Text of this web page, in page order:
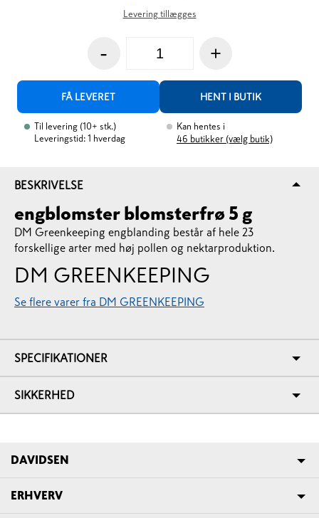
Levering tillægges
- +
FÅ LEVERET HENT I BUTIK
Til levering (10+ stk.)
Leveringstid: 1 hverdag
Kan hentes i
46 butikker (vælg butik)
BESKRIVELSE
engblomster blomsterfrø 5 g
DM Greenkeeping engblanding består af hele 23
forskellige arter med høj pollen og nektarproduktion.
DM GREENKEEPING
Se flere varer fra DM GREENKEEPING
SPECIFIKATIONER
SIKKERHED
DAVIDSEN
ERHVERV